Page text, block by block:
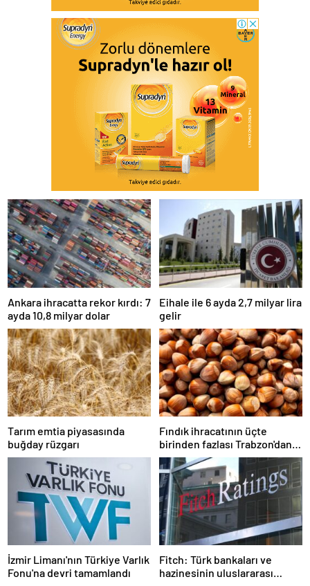
Ankara ihracatta rekor kırdı: 7
ayda 10,8 milyar dolar
Eihale ile 6 ayda 2,7 milyar lira
gelir
Tarım emtia piyasasında
buğday rüzgarı
Fındık ihracatının üçte
birinden fazlası Trabzon'dan
yapıldı
İzmir Limanı'nın Türkiye Varlık
Fonu'na devri tamamlandı
Fitch: Türk bankaları ve
hazinesinin uluslararası